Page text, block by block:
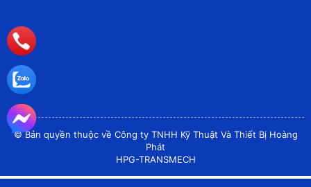
© Bản quyền thuộc về Công ty TNHH Kỹ Thuật Và Thiết Bị Hoàng
Phát
HPG-TRANSMECH